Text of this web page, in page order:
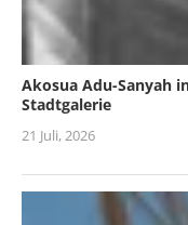
Akosua Adu-Sanyah
Stadtgalerie
21 Juli, 2026